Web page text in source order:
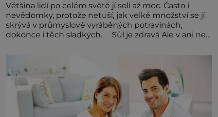
Většina lidí po celém světě jí soli až moc. Často i
nevědomky, protože netuší, jak velké množství se jí
skrývá v průmyslově vyráběných potravinách,
dokonce i těch sladkých. Sůl je zdravá Ale v ani ne
běžné. Její základní složky– sodík a chlór – jsou